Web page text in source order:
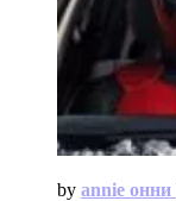
by annie онни